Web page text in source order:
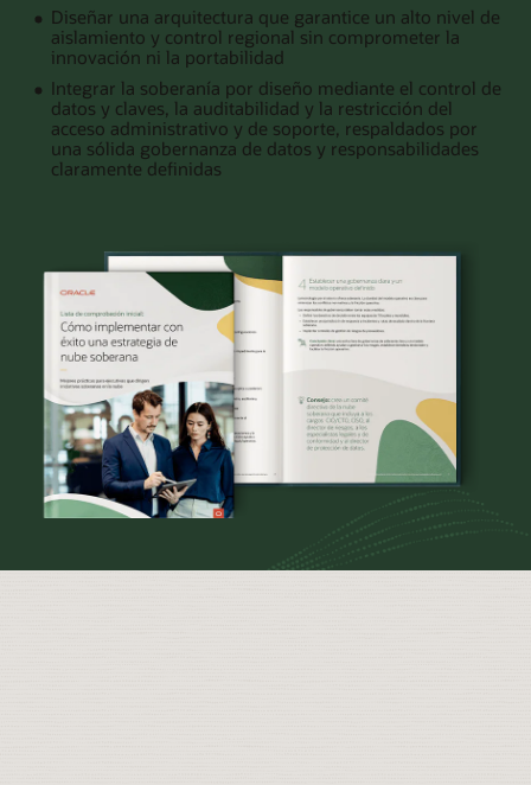
Diseñar una arquitectura que garantice un alto nivel de
aislamiento y control regional sin comprometer la
innovación ni la portabilidad
Integrar la soberanía por diseño mediante el control de
datos y claves, la auditabilidad y la restricción del
acceso administrativo y de soporte, respaldados por
una sólida gobernanza de datos y responsabilidades
claramente definidas